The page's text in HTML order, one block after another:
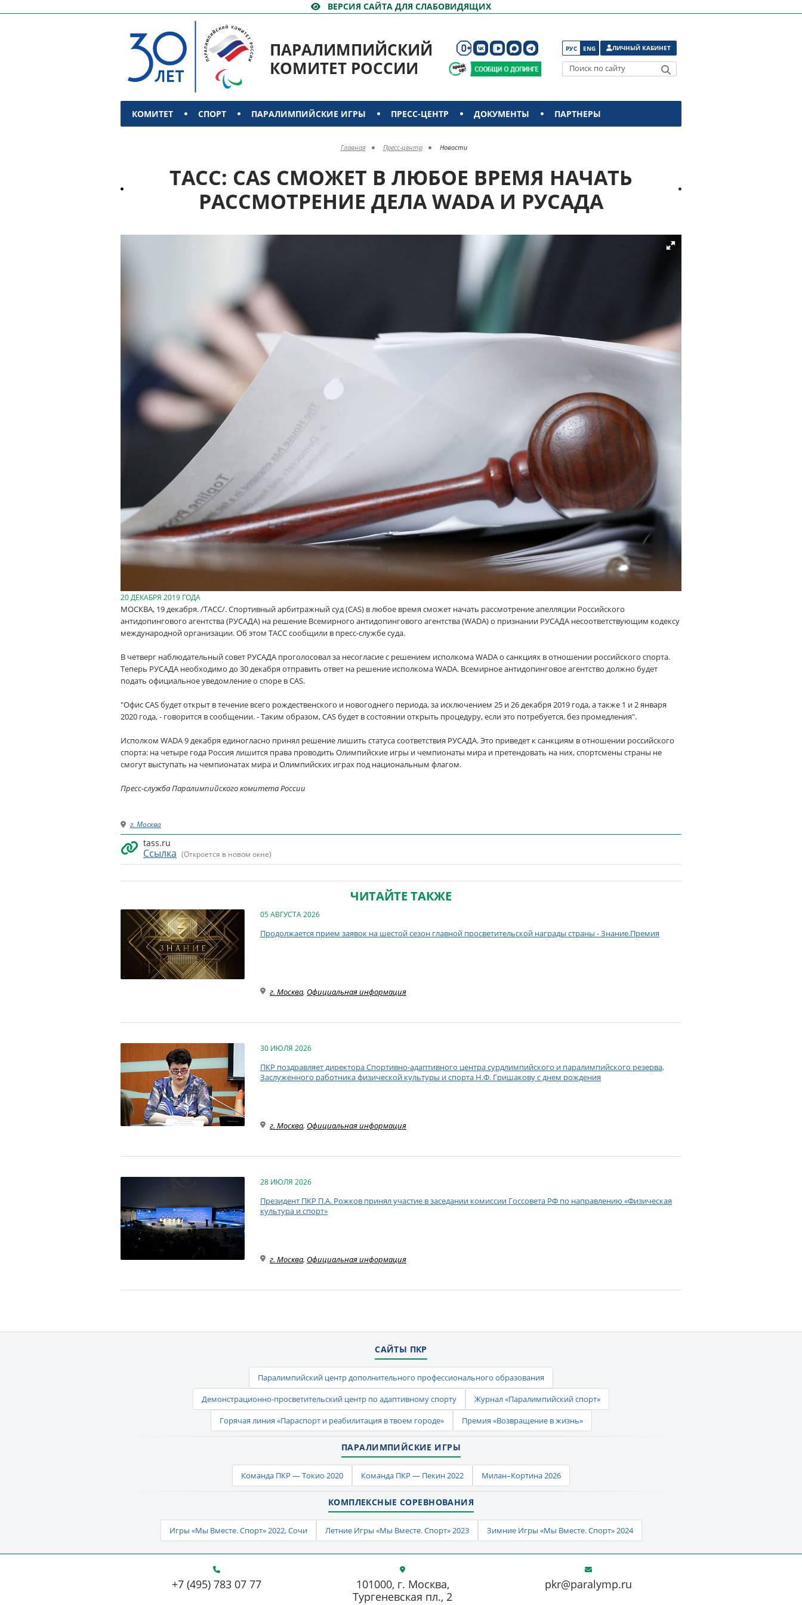
ВЕРСИЯ САЙТА ДЛЯ СЛАБОВИДЯЩИХ
ПАРАЛИМПИЙСКИЙ
КОМИТЕТ РОССИИ
РУС ENG ЛИЧНЫЙ КАБИНЕТ
Поиск по сайту
КОМИТЕТ СПОРТ ПАРАЛИМПИЙСКИЕ ИГРЫ ПРЕСС-ЦЕНТР ДОКУМЕНТЫ ПАРТНЕРЫ
Главная Пресс-центр Новости
ТАСС: CAS СМОЖЕТ В ЛЮБОЕ ВРЕМЯ НАЧАТЬ
РАССМОТРЕНИЕ ДЕЛА WADA И РУСАДА
20 ДЕКАБРЯ 2019 ГОДА
МОСКВА, 19 декабря. /ТАСС/. Спортивный арбитражный суд (CAS) в любое время сможет начать рассмотрение апелляции Российского
антидопингового агентства (РУСАДА) на решение Всемирного антидопингового агентства (WADA) о признании РУСАДА несоответствующим кодексу
международной организации. Об этом ТАСС сообщили в пресс-службе суда.
В четверг наблюдательный совет РУСАДА проголосовал за несогласие с решением исполкома WADA о санкциях в отношении российского спорта.
Теперь РУСАДА необходимо до 30 декабря отправить ответ на решение исполкома WADA. Всемирное антидопинговое агентство должно будет
подать официальное уведомление о споре в CAS.
"Офис CAS будет открыт в течение всего рождественского и новогоднего периода, за исключением 25 и 26 декабря 2019 года, а также 1 и 2 января
2020 года, - говорится в сообщении. - Таким образом, CAS будет в состоянии открыть процедуру, если это потребуется, без промедления".
Исполком WADA 9 декабря единогласно принял решение лишить статуса соответствия РУСАДА. Это приведет к санкциям в отношении российского
спорта: на четыре года Россия лишится права проводить Олимпийские игры и чемпионаты мира и претендовать на них, спортсмены страны не
смогут выступать на чемпионатах мира и Олимпийских играх под национальным флагом.
Пресс-служба Паралимпийского комитета России
г. Москва
tass.ru
Ссылка (Откроется в новом окне)
ЧИТАЙТЕ ТАКЖЕ
05 АВГУСТА 2026
Продолжается прием заявок на шестой сезон главной просветительской награды страны - Знание.Премия
г. Москва, Официальная информация
30 ИЮЛЯ 2026
ПКР поздравляет директора Спортивно-адаптивного центра сурдлимпийского и паралимпийского резерва,
Заслуженного работника физической культуры и спорта Н.Ф. Гришакову с днем рождения
г. Москва, Официальная информация
28 ИЮЛЯ 2026
Президент ПКР П.А. Рожков принял участие в заседании комиссии Госсовета РФ по направлению «Физическая
культура и спорт»
г. Москва, Официальная информация
САЙТЫ ПКР
Паралимпийский центр дополнительного профессионального образования
Демонстрационно-просветительский центр по адаптивному спорту
Журнал «Паралимпийский спорт»
Горячая линия «Параспорт и реабилитация в твоем городе»
Премия «Возвращение в жизнь»
ПАРАЛИМПИЙСКИЕ ИГРЫ
Команда ПКР — Токио 2020 Команда ПКР — Пекин 2022 Милан–Кортина 2026
КОМПЛЕКСНЫЕ СОРЕВНОВАНИЯ
Игры «Мы Вместе. Спорт» 2022, Сочи Летние Игры «Мы Вместе. Спорт» 2023 Зимние Игры «Мы Вместе. Спорт» 2024
+7 (495) 783 07 77 pkr@paralymp.ru
101000, г. Москва,
Тургеневская пл., 2